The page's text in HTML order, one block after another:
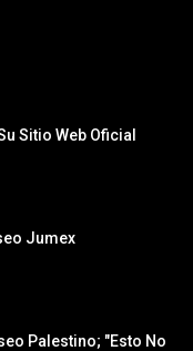
Sitio Web Oficial
Jumex
Palestino; "Esto No